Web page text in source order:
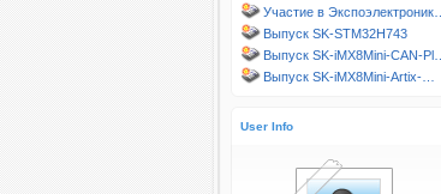
Участие в Экспоэлектроник…
Выпуск SK-STM32H743
Выпуск SK-iMX8Mini-CAN-Pl…
Выпуск SK-iMX8Mini-Artix-…
User Info